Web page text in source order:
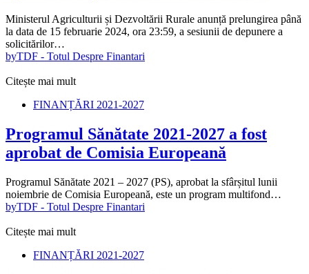
Ministerul Agriculturii și Dezvoltării Rurale anunță prelungirea până
la data de 15 februarie 2024, ora 23:59, a sesiunii de depunere a
solicitărilor…
byTDF - Totul Despre Finantari
Citește mai mult
FINANȚĂRI 2021-2027
Programul Sănătate 2021-2027 a fost
aprobat de Comisia Europeană
Programul Sănătate 2021 – 2027 (PS), aprobat la sfârșitul lunii
noiembrie de Comisia Europeană, este un program multifond…
byTDF - Totul Despre Finantari
Citește mai mult
FINANȚĂRI 2021-2027